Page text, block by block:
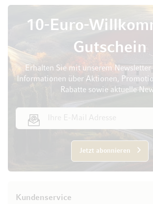
10-Euro-
Gutschein
Erhalten Sie mit unserem
Informationen über Aktionen,
Rabatte sowie aktuelle
Jetzt abonnieren
Kundenservice